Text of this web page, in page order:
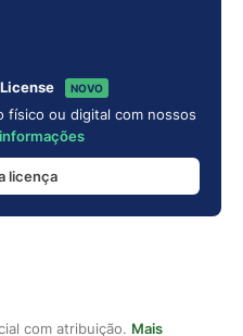
NOVO
físico ou digital com nossos
licença
com atribuição. Mais